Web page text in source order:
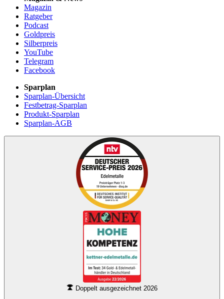
Magazin
Ratgeber
Podcast
Goldpreis
Silberpreis
YouTube
Telegram
Facebook
Sparplan
Sparplan-Übersicht
Festbetrag-Sparplan
Produkt-Sparplan
Sparplan-AGB
Doppelt ausgezeichnet 2026